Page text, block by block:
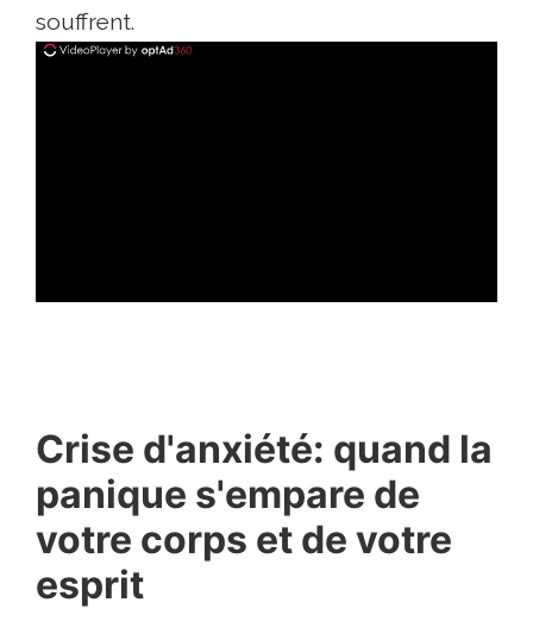
souffrent.
Crise d'anxiété: quand la
panique s'empare de
votre corps et de votre
esprit